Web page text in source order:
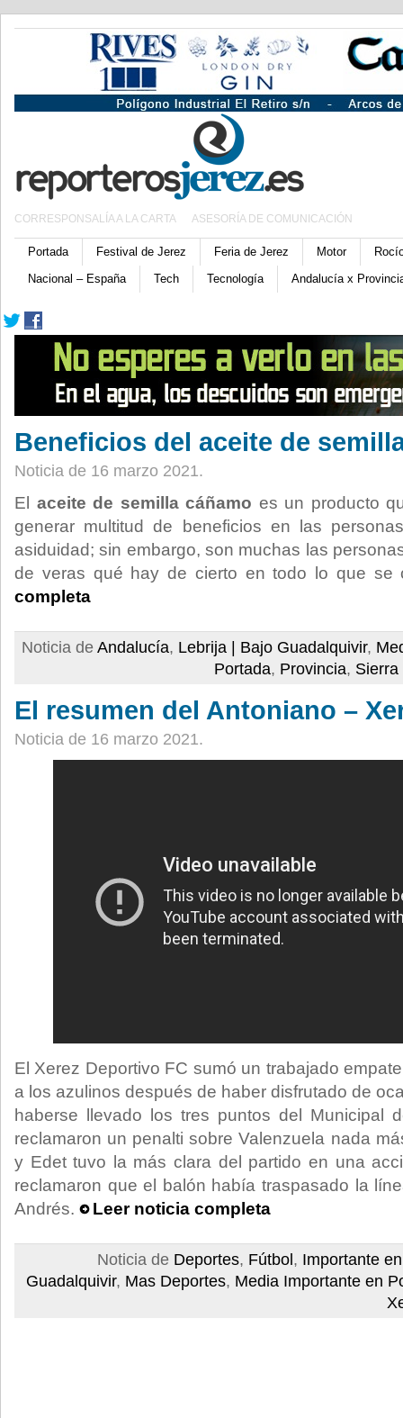
CORRESPONSALÍA A LA CARTA ASESORÍA DE COMUNICACIÓN
Portada Festival de Jerez Feria de Jerez Motor
Nacional – España
Tech Tecnología Andalucía x
Beneficios del aceite de
Noticia de 16 marzo 2021.
El aceite de semilla cáñamo es un producto
generar multitud de beneficios en las
asiduidad; sin embargo, son muchas las
de veras qué hay de cierto en todo lo que se
completa
Noticia de Andalucía, Lebrija | Bajo Guadalquivir,
Portada, Provincia, Sierra
El resumen del Antoniano –
Noticia de 16 marzo 2021.
El Xerez Deportivo FC sumó un trabajado
a los azulinos después de haber disfrutado de
haberse llevado los tres puntos del Municipal
reclamaron un penalti sobre Valenzuela nada
y Edet tuvo la más clara del partido en una
reclamaron que el balón había traspasado la
Andrés.
Leer noticia completa
Noticia de Deportes, Fútbol , Importante
Guadalquivir, Mas Deportes, Media Importante en